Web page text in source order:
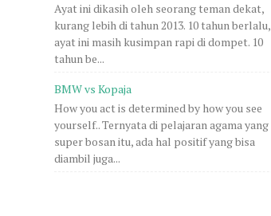
Ayat ini dikasih oleh seorang teman dekat,
kurang lebih di tahun 2013. 10 tahun berlalu,
ayat ini masih kusimpan rapi di dompet. 10
tahun be...
BMW vs Kopaja
How you act is determined by how you see
yourself.. Ternyata di pelajaran agama yang
super bosan itu, ada hal positif yang bisa
diambil juga...